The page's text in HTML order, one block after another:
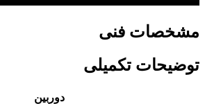
مشخصات فنی
توضیحات تکمیلی
دوربین